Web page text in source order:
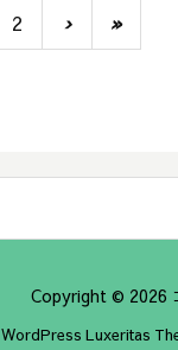
2 › »
Copyright © 2026
WordPress Luxeritas